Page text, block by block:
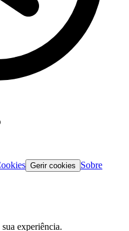
Gerir cookies Sobre
experiência.